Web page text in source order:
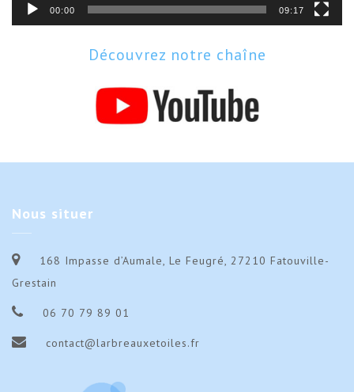
00:00 09:17
Découvrez notre chaîne
Nous situer
168 Impasse d’Aumale, Le Feugré, 27210 Fatouville-
Grestain
06 70 79 89 01
contact@larbreauxetoiles.fr